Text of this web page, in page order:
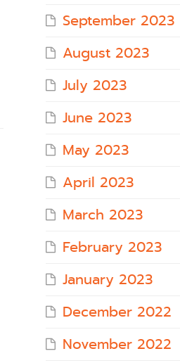
September 2023
August 2023
July 2023
June 2023
May 2023
April 2023
March 2023
February 2023
January 2023
December 2022
November 2022